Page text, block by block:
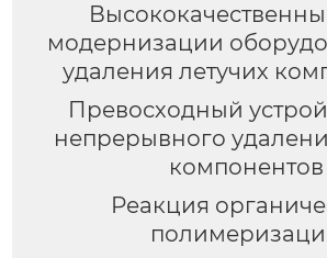
модернизации
удаления летучих
Превосходный
непрерывного
компонентов
Реакция